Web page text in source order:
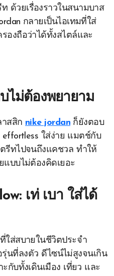
วยเรื่องราวในสนามบาส
กลายเป็นไอเทมที่ใส่
องถือว่าได้ทั้งสไตล์และ
ไม่ต้องพยายาม
าสสิก nike jordan ก็ยังตอบ
ใส่ง่าย แมตช์กับ
รีทไปจนถึงแคชวล ทำให้
แบบไม่ต้องคิดเยอะ
เท่ เบา ใส่ได้
ใส่สบายในชีวิตประจำ
นที่ลงตัว ดีไซน์ไม่สูงจนเกิน
กับทั้งเดินเมือง เที่ยว และ